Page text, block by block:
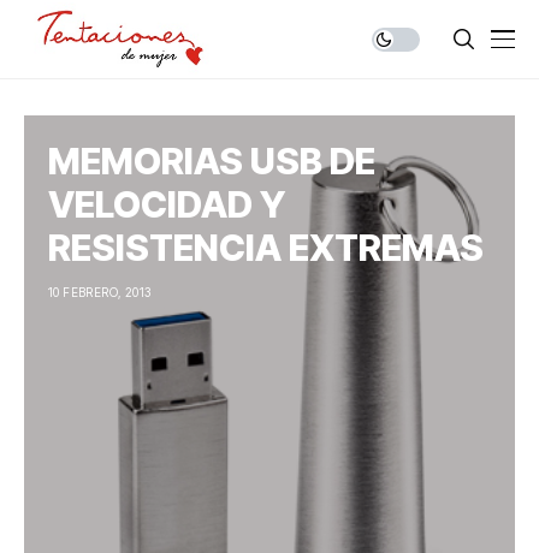
MEMORIAS USB DE
VELOCIDAD Y
RESISTENCIA EXTREMAS
10 FEBRERO, 2013